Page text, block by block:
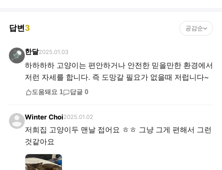
답변3 공감순
한달2025.01.03
하하하하 고양이는 편안하거나 안전한 믿을만한 환경에서
저런 자세를 합니다. 즉 도망갈 필요가 없을때 저럽니다~
도움돼요 1 답글 0
Winter Choi2025.01.02
저희집 고양이두 맨날 접어요 ㅎㅎ 그냥 그게 편해서 그런
것같아요